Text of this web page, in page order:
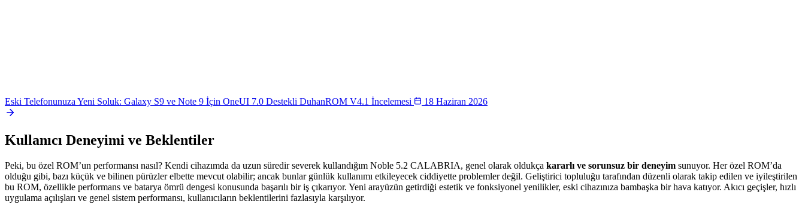
Eski Telefonunuza Yeni Soluk: Galaxy S9 ve Note 9 İçin OneUI 7.0 Destekli DuhanROM V4.1 İncelemesi 18 Haziran 2026
Kullanıcı Deneyimi ve Beklentiler
Peki, bu özel ROM’un performansı nasıl? Kendi cihazımda da uzun süredir severek kullandığım Noble 5.2 CALABRIA, genel olarak oldukça kararlı ve sorunsuz bir deneyim sunuyor. Her özel ROM’da
olduğu gibi, bazı küçük ve bilinen pürüzler elbette mevcut olabilir; ancak bunlar günlük kullanımı etkileyecek ciddiyette problemler değil. Geliştirici topluluğu tarafından düzenli olarak takip edilen ve iyileştirilen
bu ROM, özellikle performans ve batarya ömrü dengesi konusunda başarılı bir iş çıkarıyor. Yeni arayüzün getirdiği estetik ve fonksiyonel yenilikler, eski cihazınıza bambaşka bir hava katıyor. Akıcı geçişler, hızlı
uygulama açılışları ve genel sistem performansı, kullanıcıların beklentilerini fazlasıyla karşılıyor.